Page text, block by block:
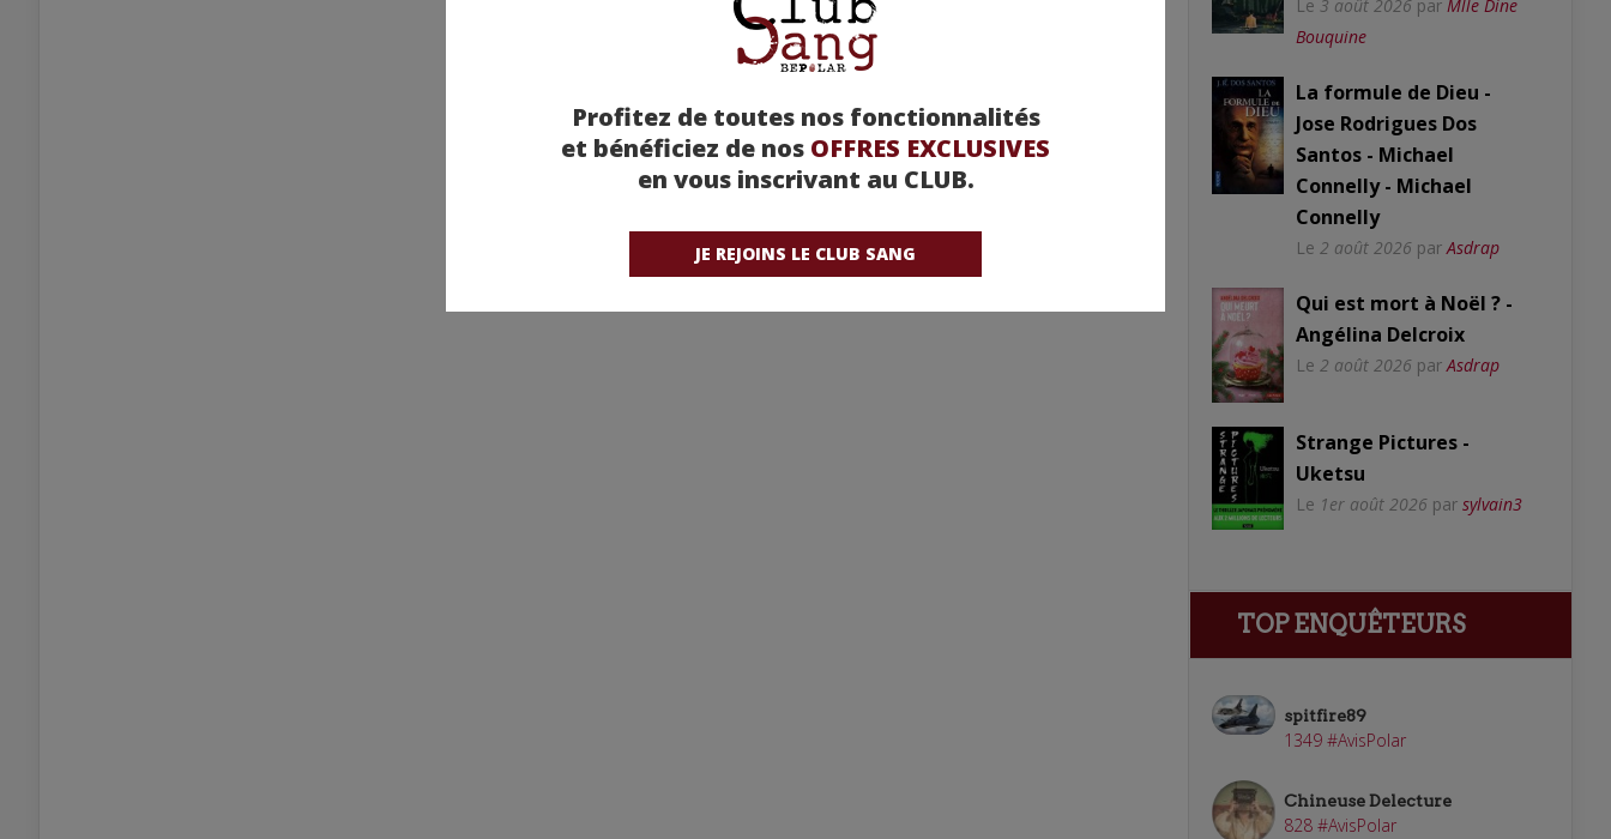
Profitez de toutes nos fonctionnalités
et bénéficiez de nos OFFRES EXCLUSIVES
en vous inscrivant au CLUB.
JE REJOINS LE CLUB SANG
Le 3 août 2026 par Mlle Dine
Bouquine
La formule de Dieu -
Jose Rodrigues Dos
Santos - Michael
Connelly - Michael
Connelly
Le 2 août 2026 par Asdrap
Qui est mort à Noël ? -
Angélina Delcroix
Le 2 août 2026 par Asdrap
Strange Pictures -
Uketsu
Le 1er août 2026 par sylvain3
TOP ENQUÊTEURS
spitfire89
1349 #AvisPolar
Chineuse Delecture
828 #AvisPolar